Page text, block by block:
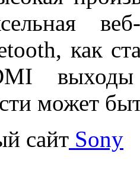
как
может
сайт Sony